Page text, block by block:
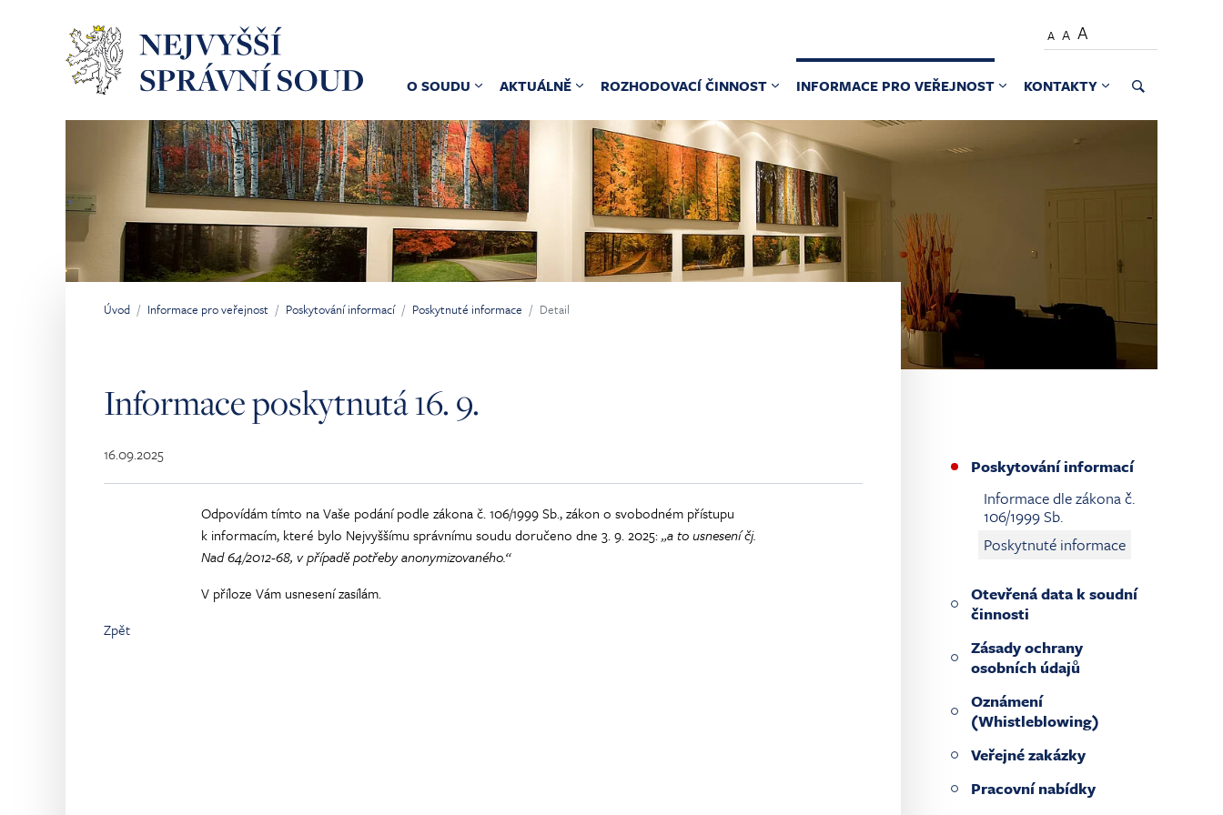
Přeskočit na hlavní obsah
O SOUDU AKTUÁLNĚ ROZHODOVACÍ ČINNOST INFORMACE PRO VEŘEJNOST KONTAKTY
A A A
Jsi tady:
Úvod Informace pro veřejnost Poskytování informací Poskytnuté informace Detail
Informace poskytnutá 16. 9.
16.09.2025
Odpovídám tímto na Vaše podání podle zákona č. 106/1999 Sb., zákon o svobodném přístupu
k informacím, které bylo Nejvyššímu správnímu soudu doručeno dne 3. 9. 2025:„a to usnesení čj.
Nad 64/2012-68, v případě potřeby anonymizovaného.“
V příloze Vám usnesení zasílám.
Zpět
Poskytování informací
Informace dle zákona č.
106/1999 Sb.
Poskytnuté informace
Otevřená data k soudní
činnosti
Zásady ochrany
osobních údajů
Oznámení
(Whistleblowing)
Veřejné zakázky
Pracovní nabídky